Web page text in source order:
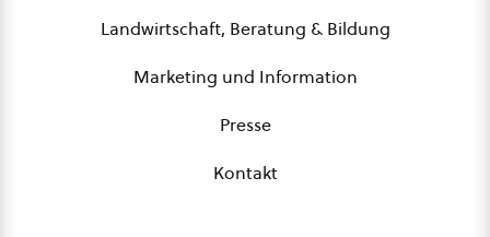
Landwirtschaft, Beratung & Bildung
Marketing und Information
Presse
Kontakt